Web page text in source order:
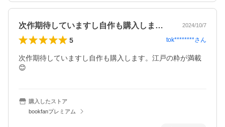
次作期待していますし自作も購入します。… 2024/10/7
5 tok********さん
次作期待していますし自作も購入します。江戸の粋が満載
😊
購入したストア
bookfanプレミアム